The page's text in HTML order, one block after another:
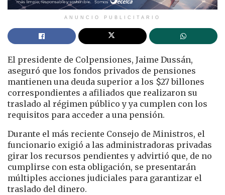
ANUNCIO PUBLICITARIO
El presidente de Colpensiones, Jaime Dussán,
aseguró que los fondos privados de pensiones
mantienen una deuda superior a los $27 billones
correspondientes a afiliados que realizaron su
traslado al régimen público y ya cumplen con los
requisitos para acceder a una pensión.
Durante el más reciente Consejo de Ministros, el
funcionario exigió a las administradoras privadas
girar los recursos pendientes y advirtió que, de no
cumplirse con esta obligación, se presentarán
múltiples acciones judiciales para garantizar el
traslado del dinero.